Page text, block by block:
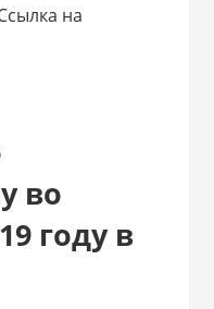
на
во
году в